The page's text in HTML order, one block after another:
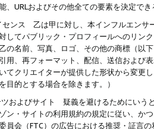
、URLおよびその他全ての要素を決定で
ンス 乙は甲に対し、本インフルエンサ
してパブリック・プロフィールへのリン
の名前、写真、ロゴ、その他の商標（以
用、再フォーマット、配信、送信および
てクリエイターが提供した形状から変更
目的とする場合を除きます。）
およびサイト 疑義を避けるためにいう
ン・サイトの利用規約の規定に従い、か
員会（FTC）の広告における推奨・証言